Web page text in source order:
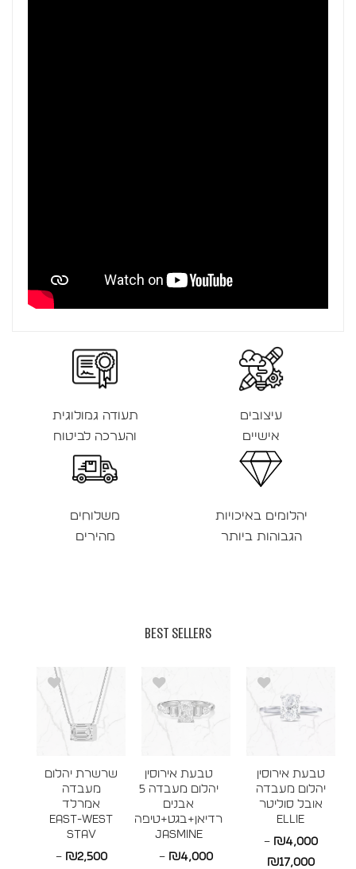
עיצובים
אישיים
תעודה גמולוגית
והערכה לביטוח
יהלומים באיכויות
הגבוהות ביותר
משלוחים
מהירים
BEST SELLERS
טבעת אירוסין
יהלום מעבדה
אובל סוליטר
ELLIE
₪4,000
–
₪17,000
טבעת אירוסין
יהלום מעבדה 5
אבנים
רדיאן+בגט+טיפה
JASMINE
₪4,000
–
שרשרת יהלום
מעבדה
אמרלד
East-West
STAV
₪2,500
–